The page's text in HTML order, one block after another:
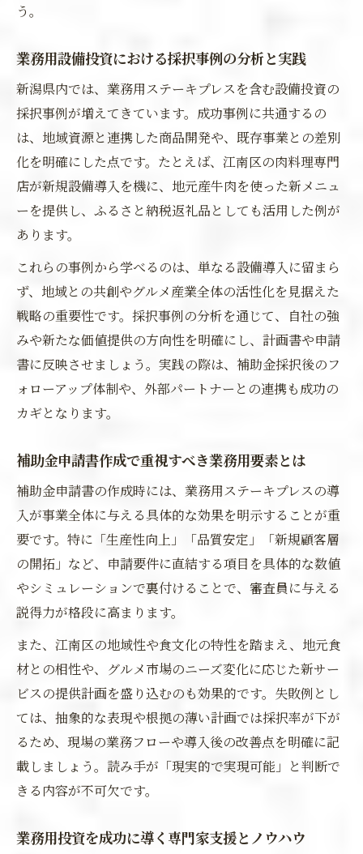
う。
業務用設備投資における採択事例の分析と実践
新潟県内では、業務用ステーキプレスを含む設備投資の
採択事例が増えてきています。成功事例に共通するの
は、地域資源と連携した商品開発や、既存事業との差別
化を明確にした点です。たとえば、江南区の肉料理専門
店が新規設備導入を機に、地元産牛肉を使った新メニュ
ーを提供し、ふるさと納税返礼品としても活用した例が
あります。
これらの事例から学べるのは、単なる設備導入に留まら
ず、地域との共創やグルメ産業全体の活性化を見据えた
戦略の重要性です。採択事例の分析を通じて、自社の強
みや新たな価値提供の方向性を明確にし、計画書や申請
書に反映させましょう。実践の際は、補助金採択後のフ
ォローアップ体制や、外部パートナーとの連携も成功の
カギとなります。
補助金申請書作成で重視すべき業務用要素とは
補助金申請書の作成時には、業務用ステーキプレスの導
入が事業全体に与える具体的な効果を明示することが重
要です。特に「生産性向上」「品質安定」「新規顧客層
の開拓」など、申請要件に直結する項目を具体的な数値
やシミュレーションで裏付けることで、審査員に与える
説得力が格段に高まります。
また、江南区の地域性や食文化の特性を踏まえ、地元食
材との相性や、グルメ市場のニーズ変化に応じた新サー
ビスの提供計画を盛り込むのも効果的です。失敗例とし
ては、抽象的な表現や根拠の薄い計画では採択率が下が
るため、現場の業務フローや導入後の改善点を明確に記
載しましょう。読み手が「現実的で実現可能」と判断で
きる内容が不可欠です。
業務用投資を成功に導く専門家支援とノウハウ